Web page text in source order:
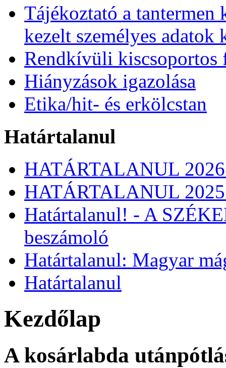
Tájékoztató a
kezelt személyes adatok
Rendkívüli kiscsoportos
Hiányzások igazolása
Etika/hit- és erkölcstan
Határtalanul
HATÁRTALANUL
HATÁRTALANUL
Határtalanul! - A
beszámoló
Határtalanul: Magyar
Határtalanul
Kezdőlap
A kosárlabda